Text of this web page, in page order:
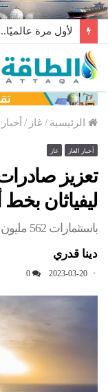
الرئيسية /غاز /
أخبار الغاز غاز
تعزيز
ليفياثان بخط
باستثمارات 562 مليون دولار
دينا قدري
2023-03-20
0